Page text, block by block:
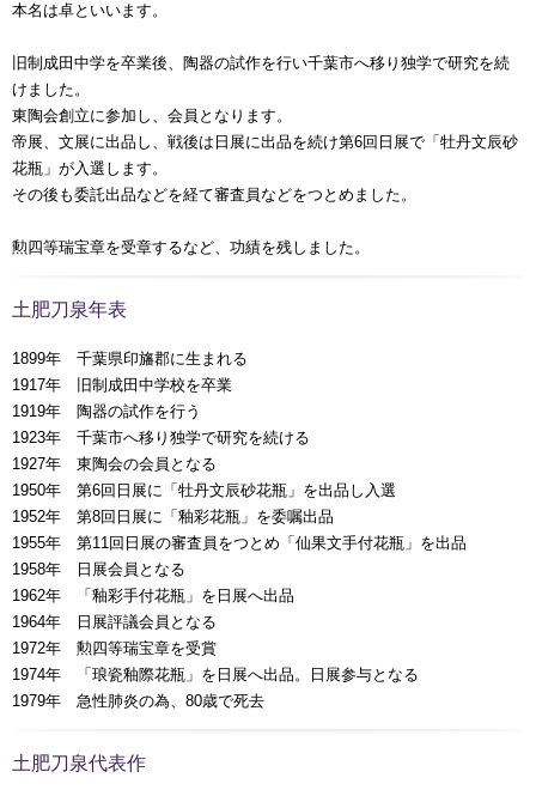
本名は卓といいます。
旧制成田中学を卒業後、陶器の試作を行い千葉市へ移り独学で研究を続
けました。
東陶会創立に参加し、会員となります。
帝展、文展に出品し、戦後は日展に出品を続け第6回日展で「牡丹文辰砂
花瓶」が入選します。
その後も委託出品などを経て審査員などをつとめました。
勲四等瑞宝章を受章するなど、功績を残しました。
土肥刀泉年表
1899年 千葉県印旛郡に生まれる
1917年 旧制成田中学校を卒業
1919年 陶器の試作を行う
1923年 千葉市へ移り独学で研究を続ける
1927年 東陶会の会員となる
1950年 第6回日展に「牡丹文辰砂花瓶」を出品し入選
1952年 第8回日展に「釉彩花瓶」を委嘱出品
1955年 第11回日展の審査員をつとめ「仙果文手付花瓶」を出品
1958年 日展会員となる
1962年 「釉彩手付花瓶」を日展へ出品
1964年 日展評議会員となる
1972年 勲四等瑞宝章を受賞
1974年 「琅瓷釉際花瓶」を日展へ出品。日展参与となる
1979年 急性肺炎の為、80歳で死去
土肥刀泉代表作